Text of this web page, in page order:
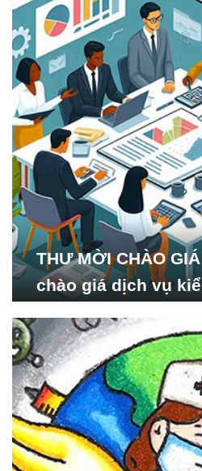
THƯ MỜI CHÀO
chào giá dịch vụ
Nghiên cứu Phát
hội_ISDS)